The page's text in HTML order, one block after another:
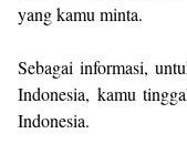
yang kamu minta.
Sebagai informasi,
Indonesia, kamu
Indonesia.